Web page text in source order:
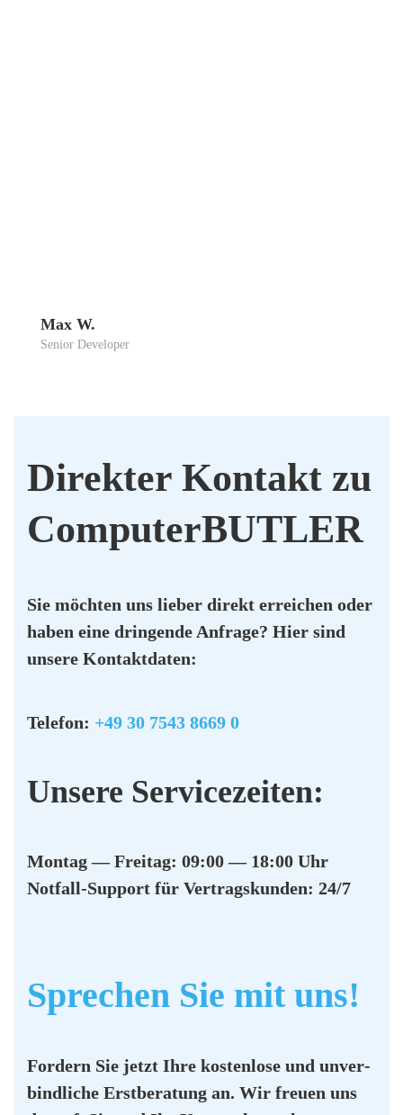
Max W.
Seni­or Deve­lo­per
Direk­ter Kon­takt zu
Com­pu­ter­BUT­LER
Sie möch­ten uns lie­ber direkt errei­chen oder
haben eine drin­gen­de Anfra­ge? Hier sind
unse­re Kon­takt­da­ten:
Tele­fon: +49 30 7543 8669 0
Unse­re Ser­vice­zei­ten:
Mon­tag — Frei­tag: 09:00 — 18:00 Uhr
Not­fall-Sup­port für Ver­trags­kun­den: 24/7
Spre­chen Sie mit uns!
For­dern Sie jetzt Ihre kos­ten­lo­se und unver­
bind­li­che Erst­be­ra­tung an. Wir freu­en uns